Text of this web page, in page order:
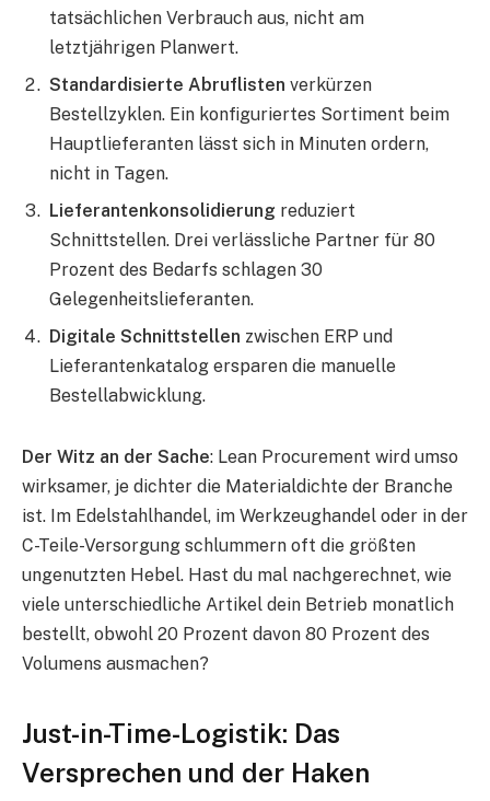
tatsächlichen Verbrauch aus, nicht am
letztjährigen Planwert.
Standardisierte Abruflisten verkürzen
Bestellzyklen. Ein konfiguriertes Sortiment beim
Hauptlieferanten lässt sich in Minuten ordern,
nicht in Tagen.
Lieferantenkonsolidierung reduziert
Schnittstellen. Drei verlässliche Partner für 80
Prozent des Bedarfs schlagen 30
Gelegenheitslieferanten.
Digitale Schnittstellen zwischen ERP und
Lieferantenkatalog ersparen die manuelle
Bestellabwicklung.
Der Witz an der Sache: Lean Procurement wird umso
wirksamer, je dichter die Materialdichte der Branche
ist. Im Edelstahlhandel, im Werkzeughandel oder in der
C-Teile-Versorgung schlummern oft die größten
ungenutzten Hebel. Hast du mal nachgerechnet, wie
viele unterschiedliche Artikel dein Betrieb monatlich
bestellt, obwohl 20 Prozent davon 80 Prozent des
Volumens ausmachen?
Just-in-Time-Logistik: Das
Versprechen und der Haken